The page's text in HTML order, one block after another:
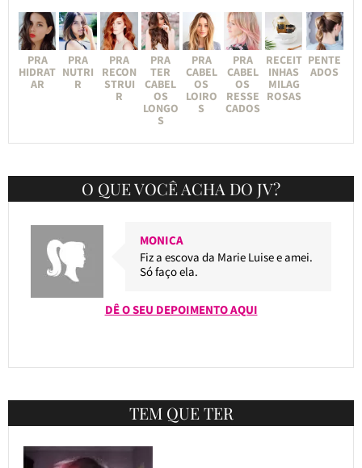
PRA
HIDRAT
AR
PRA
NUTRI
R
PRA
RECON
STRUI
R
PRA
TER
CABEL
OS
LONGO
S
PRA
CABEL
OS
LOIRO
S
PRA
CABEL
OS
RESSE
CADOS
RECEIT
INHAS
MILAG
ROSAS
PENTE
ADOS
O QUE VOCÊ ACHA DO JV?
MONICA
Fiz a escova da Marie Luise e amei.
Só faço ela.
DÊ O SEU DEPOIMENTO AQUI
TEM QUE TER